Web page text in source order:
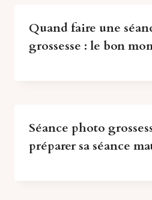
Quand faire une
grossesse : le bon
Séance photo
préparer sa séance